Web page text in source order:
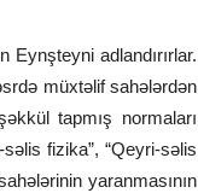
adlandırırlar.
müxtəlif sahələrdən
tapmış normaları
fizika”, “Qeyri-səlis
yaranmasının